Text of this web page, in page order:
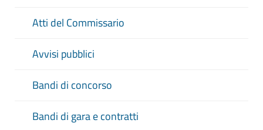
Atti del Commissario
Avvisi pubblici
Bandi di concorso
Bandi di gara e contratti